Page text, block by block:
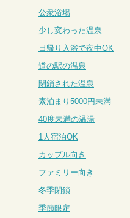
公衆浴場
少し変わった温泉
日帰り入浴で夜中OK
道の駅の温泉
閉鎖された温泉
素泊まり5000円未満
40度未満の温湯
1人宿泊OK
カップル向き
ファミリー向き
冬季閉鎖
季節限定